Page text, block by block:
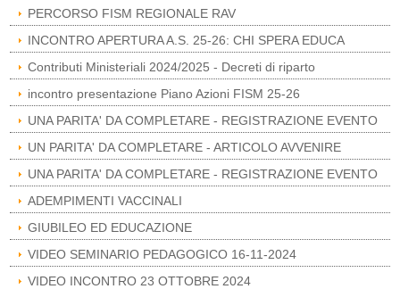
PERCORSO FISM REGIONALE RAV
INCONTRO APERTURA A.S. 25-26: CHI SPERA EDUCA
Contributi Ministeriali 2024/2025 - Decreti di riparto
incontro presentazione Piano Azioni FISM 25-26
UNA PARITA' DA COMPLETARE - REGISTRAZIONE EVENTO
UN PARITA' DA COMPLETARE - ARTICOLO AVVENIRE
UNA PARITA' DA COMPLETARE - REGISTRAZIONE EVENTO
ADEMPIMENTI VACCINALI
GIUBILEO ED EDUCAZIONE
VIDEO SEMINARIO PEDAGOGICO 16-11-2024
VIDEO INCONTRO 23 OTTOBRE 2024